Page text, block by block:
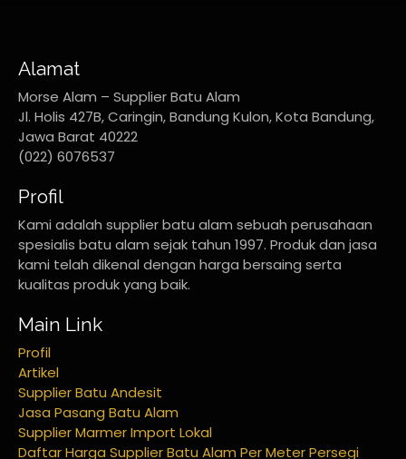
Alamat
Morse Alam – Supplier Batu Alam
Jl. Holis 427B, Caringin, Bandung Kulon, Kota Bandung,
Jawa Barat 40222
(022) 6076537
Profil
Kami adalah supplier batu alam sebuah perusahaan
spesialis batu alam sejak tahun 1997. Produk dan jasa
kami telah dikenal dengan harga bersaing serta
kualitas produk yang baik.
Main Link
Profil
Artikel
Supplier Batu Andesit
Jasa Pasang Batu Alam
Supplier Marmer Import Lokal
Daftar Harga Supplier Batu Alam Per Meter Persegi